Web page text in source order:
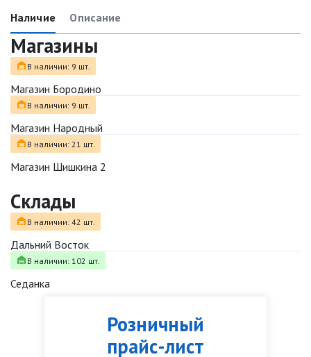
Розничный
прайс-лист
Наличие Описание
Магазины
В наличии: 9 шт.
Магазин Бородино
В наличии: 9 шт.
Магазин Народный
В наличии: 21 шт.
Магазин Шишкина 2
Склады
В наличии: 42 шт.
Дальний Восток
В наличии: 102 шт.
Седанка